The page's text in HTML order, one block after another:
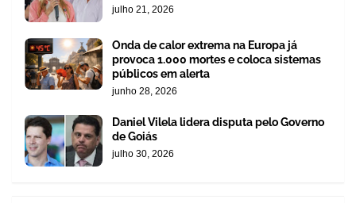
julho 21, 2026
Onda de calor extrema na Europa já
provoca 1.000 mortes e coloca sistemas
públicos em alerta
junho 28, 2026
Daniel Vilela lidera disputa pelo Governo
de Goiás
julho 30, 2026